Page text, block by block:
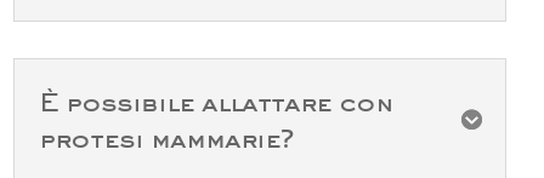

È possibile allattare con
protesi mammarie?